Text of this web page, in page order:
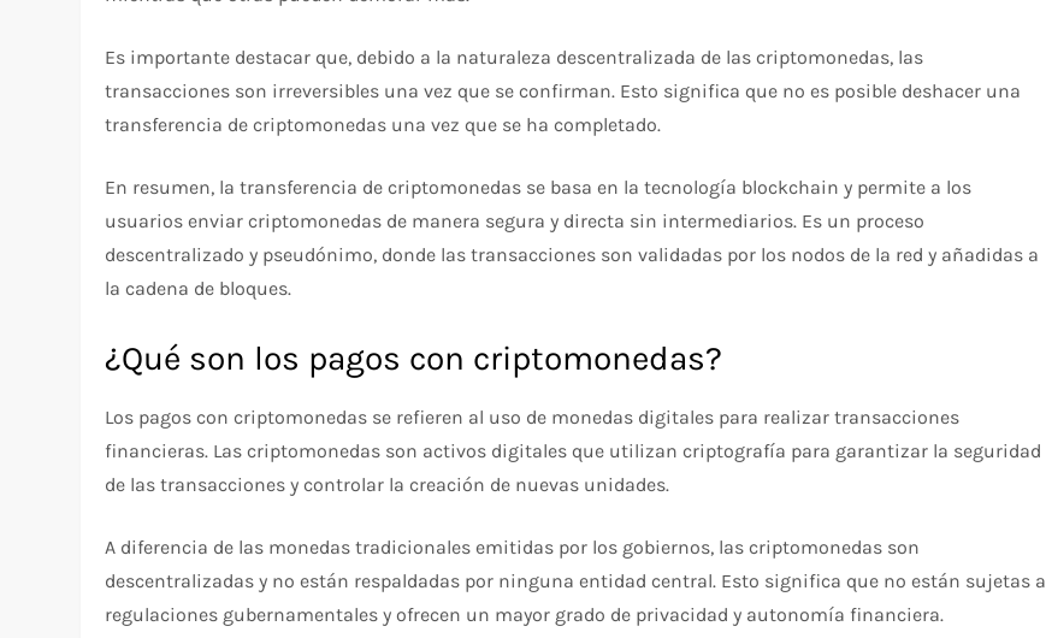
Es importante destacar que, debido a la naturaleza descentralizada de las criptomonedas, las
transacciones son irreversibles una vez que se confirman. Esto significa que no es posible deshacer una
transferencia de criptomonedas una vez que se ha completado.
En resumen, la transferencia de criptomonedas se basa en la tecnología blockchain y permite a los
usuarios enviar criptomonedas de manera segura y directa sin intermediarios. Es un proceso
descentralizado y pseudónimo, donde las transacciones son validadas por los nodos de la red y añadidas a
la cadena de bloques.
¿Qué son los pagos con criptomonedas?
Los pagos con criptomonedas se refieren al uso de monedas digitales para realizar transacciones
financieras. Las criptomonedas son activos digitales que utilizan criptografía para garantizar la seguridad
de las transacciones y controlar la creación de nuevas unidades.
A diferencia de las monedas tradicionales emitidas por los gobiernos, las criptomonedas son
descentralizadas y no están respaldadas por ninguna entidad central. Esto significa que no están sujetas a
regulaciones gubernamentales y ofrecen un mayor grado de privacidad y autonomía financiera.